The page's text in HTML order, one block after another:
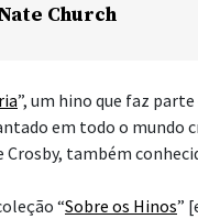
Church
”, um hino que faz
em todo o
Crosby, também
“Sobre os Hinos”